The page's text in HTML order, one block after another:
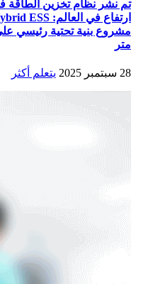
تم نشر نظام تخزين
متر
28 سبتمبر 2025 يتعلم أكثر